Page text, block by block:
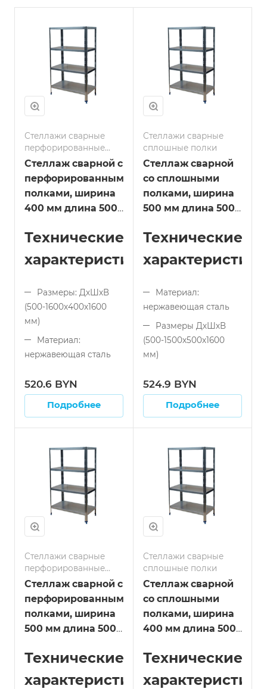
Стеллажи сварные
перфорированные
полки
Стеллаж сварной с
перфорированными
полками, ширина
400 мм длина 500
Технические
характеристики:
Размеры: ДхШхВ
(500-1600x400x1600
мм)
Материал:
нержавеющая сталь
сварной
Тип полок:
520.6 BYN
Подробнее
Стеллажи сварные
сплошные полки
Стеллаж сварной
со сплошными
полками, ширина
500 мм длина 500
Технические
Материал:
нержавеющая сталь
Размеры ДхШхВ
(500-1500x500x1600
мм)
сварной
Количество полок:
коррозии, влаге и
агрессивным средам
524.9 BYN
Подробнее
Стеллажи сварные
перфорированные
полки
Стеллаж сварной с
перфорированными
полками, ширина
500 мм длина 500
Технические
характеристики:
Стеллажи сварные
сплошные полки
Стеллаж сварной
со сплошными
полками, ширина
400 мм длина 500
Технические